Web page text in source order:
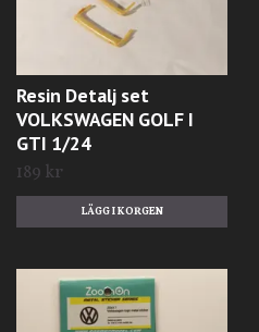
Resin Detalj set
VOLKSWAGEN GOLF I
GTI 1/24
189 kr